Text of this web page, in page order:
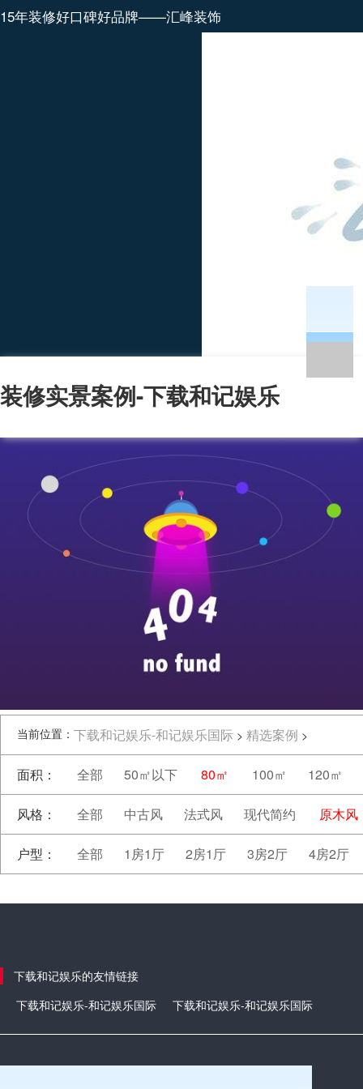
15年装修好口碑好品牌——汇峰装饰
装修实景案例-下载和记娱乐
当前位置： 下载和记娱乐-和记娱乐国际 > 精选案例 >
面积： 全部 50㎡以下 80㎡ 100㎡ 120㎡
风格： 全部 中古风 法式风 现代简约 原木风
户型： 全部 1房1厅 2房1厅 3房2厅 4房2厅
下载和记娱乐的友情链接
下载和记娱乐-和记娱乐国际
下载和记娱乐-和记娱乐国际